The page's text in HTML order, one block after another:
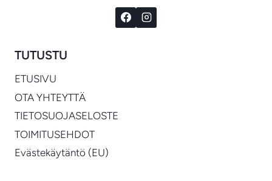
TUTUSTU
ETUSIVU
OTA YHTEYTTÄ
TIETOSUOJASELOSTE
TOIMITUSEHDOT
Evästekäytäntö (EU)